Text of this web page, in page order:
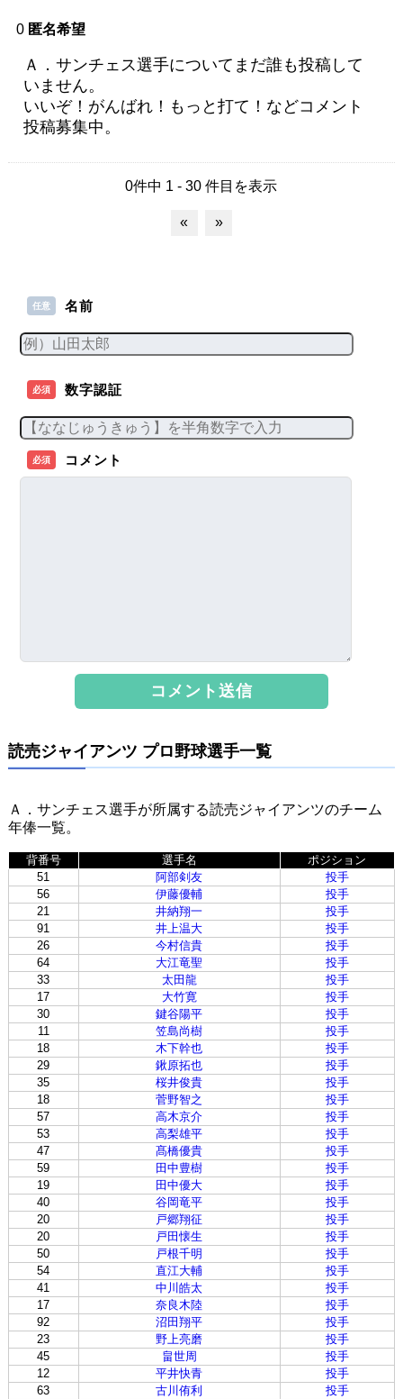
0 匿名希望
Ａ．サンチェス選手についてまだ誰も投稿して
いません。
いいぞ！がんばれ！もっと打て！などコメント
投稿募集中。
0件中 1 - 30 件目を表示
« »
任意 名前
必須 数字認証
必須 コメント
読売ジャイアンツ プロ野球選手一覧
Ａ．サンチェス選手が所属する読売ジャイアンツのチーム
年俸一覧。
背番号 選手名
ポジション
51
阿部剣友
投手
56
伊藤優輔
投手
21
井納翔一
投手
91
井上温大
投手
26
今村信貴
投手
64
大江竜聖
投手
33
太田龍
投手
17
大竹寛
投手
30
鍵谷陽平
投手
11
笠島尚樹
投手
18
木下幹也
投手
29
鍬原拓也
投手
35
桜井俊貴
投手
18
菅野智之
投手
57
高木京介
投手
53
高梨雄平
投手
47
髙橋優貴
投手
59
田中豊樹
投手
19
田中優大
投手
40
谷岡竜平
投手
20
戸郷翔征
投手
20
戸田懐生
投手
50
戸根千明
投手
54
直江大輔
投手
41
中川皓太
投手
17
奈良木陸
投手
92
沼田翔平
投手
23
野上亮磨
投手
45
畠世周
投手
12
平井快青
投手
63
古川侑利
投手